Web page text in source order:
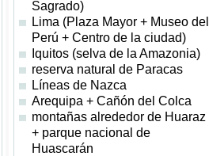
Sagrado)
Lima (Plaza Mayor + Museo del
Perú + Centro de la ciudad)
Iquitos (selva de la Amazonia)
reserva natural de Paracas
Líneas de Nazca
Arequipa + Cañón del Colca
montañas alrededor de Huaraz
+ parque nacional de
Huascarán